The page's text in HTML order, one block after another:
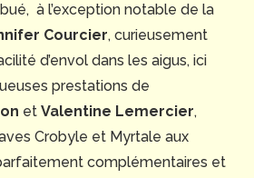
à l’exception notable de la
Courcier, curieusement
d’envol dans les aigus, ici
prestations de
et Valentine Lemercier,
Crobyle et Myrtale aux
complémentaires et